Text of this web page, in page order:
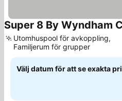
Super 8 By Wyndham
Utomhuspool för avkoppling,
Familjerum för grupper
Välj datum för att se exakta